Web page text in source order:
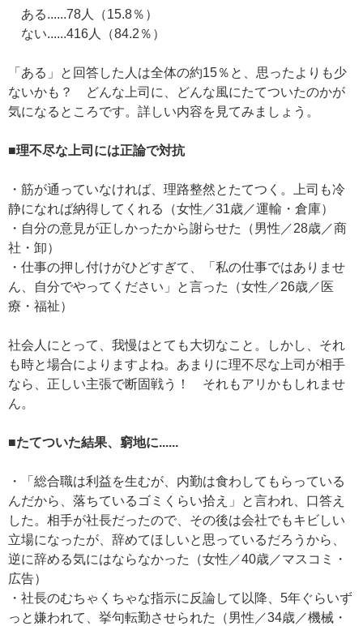
ある......78人（15.8％）
ない......416人（84.2％）
「ある」と回答した人は全体の約15％と、思ったよりも少
ないかも？ どんな上司に、どんな風にたてついたのかが
気になるところです。詳しい内容を見てみましょう。
■理不尽な上司には正論で対抗
・筋が通っていなければ、理路整然とたてつく。上司も冷
静になれば納得してくれる（女性／31歳／運輸・倉庫）
・自分の意見が正しかったから謝らせた（男性／28歳／商
社・卸）
・仕事の押し付けがひどすぎて、「私の仕事ではありませ
ん、自分でやってください」と言った（女性／26歳／医
療・福祉）
社会人にとって、我慢はとても大切なこと。しかし、それ
も時と場合によりますよね。あまりに理不尽な上司が相手
なら、正しい主張で断固戦う！ それもアリかもしれませ
ん。
■たてついた結果、窮地に......
・「総合職は利益を生むが、内勤は食わしてもらっている
んだから、落ちているゴミくらい拾え」と言われ、口答え
した。相手が社長だったので、その後は会社でもキビしい
立場になったが、辞めてほしいと思っているだろうから、
逆に辞める気にはならなかった（女性／40歳／マスコミ・
広告）
・社長のむちゃくちゃな指示に反論して以降、5年ぐらいず
っと嫌われて、挙句転勤させられた（男性／34歳／機械・